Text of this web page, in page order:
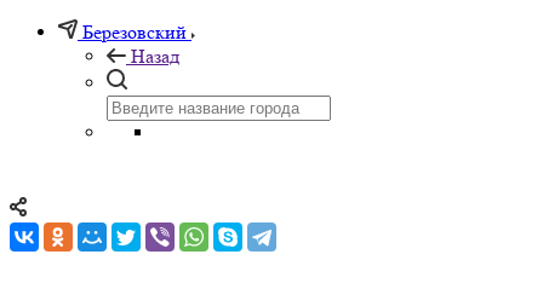
Березовский
Назад